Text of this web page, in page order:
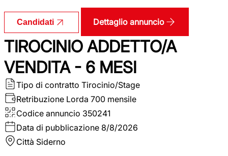
Candidati Dettaglio annuncio
TIROCINIO ADDETTO/A
VENDITA - 6 MESI
Tipo di contratto Tirocinio/Stage
Retribuzione Lorda 700 mensile
Codice annuncio 350241
Data di pubblicazione 8/8/2026
Città Siderno